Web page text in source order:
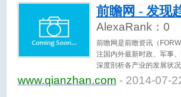
前瞻网 - 发现
AlexaRank： 0
前瞻网是前瞻资讯（
注国内外最新时政、军事
深度剖析各产业的发展状
www.qianzhan.com - 2014-07-